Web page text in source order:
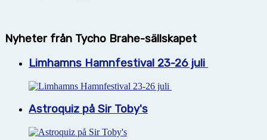
Nyheter från Tycho Brahe-sällskapet
Limhamns Hamnfestival 23-26 juli
Astroquiz på Sir Toby's